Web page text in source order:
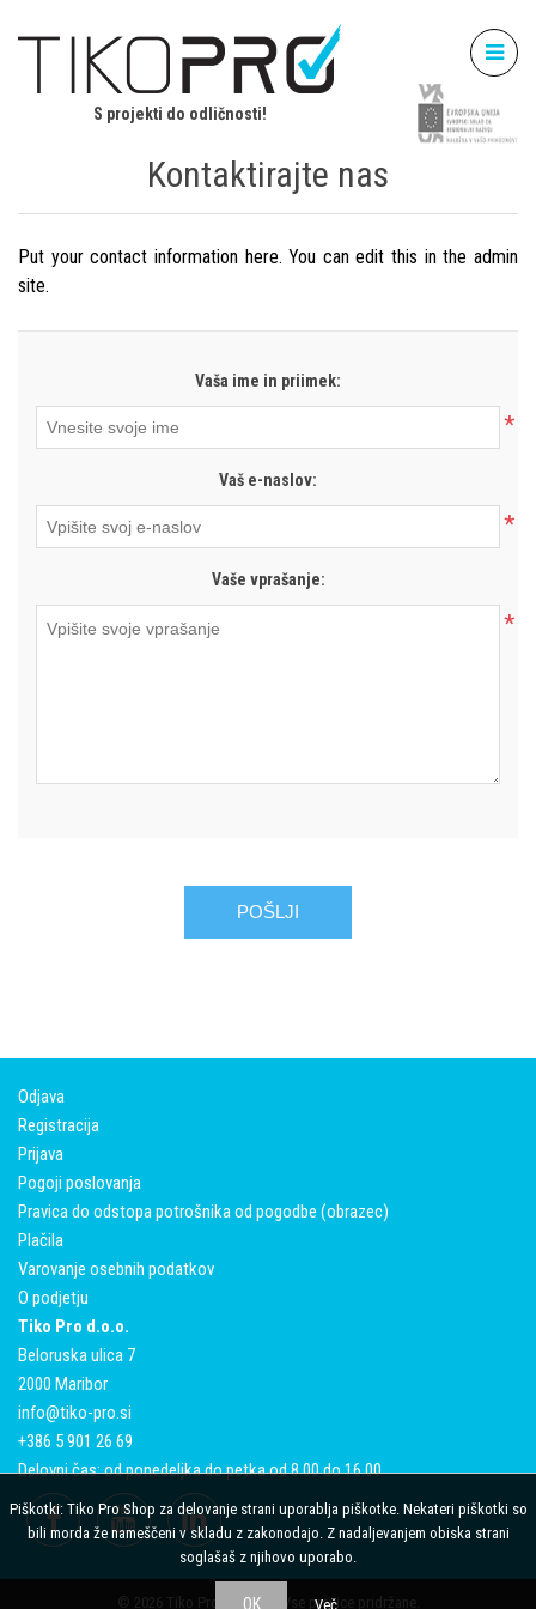
S projekti do odličnosti!
Kontaktirajte nas
Put your contact information here. You can edit this in the admin
site.
Vaša ime in priimek:
*
Vaš e-naslov:
*
Vaše vprašanje:
*
Odjava
Registracija
Prijava
Pogoji poslovanja
Pravica do odstopa potrošnika od pogodbe (obrazec)
Plačila
Varovanje osebnih podatkov
O podjetju
Tiko Pro d.o.o.
Beloruska ulica 7
2000 Maribor
info@tiko-pro.si
+386 5 901 26 69
Delovni čas: od ponedeljka do petka od 8.00 do 16.00
© 2026 Tiko Pro Dogodki. Vse pravice pridržane.
Piškotki: Tiko Pro Shop za delovanje strani uporablja piškotke. Nekateri piškotki so
bili morda že nameščeni v skladu z zakonodajo. Z nadaljevanjem obiska strani
soglašaš z njihovo uporabo.
OK Več..